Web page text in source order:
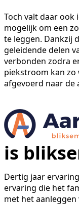
Toch valt daar ook
mogelijk om een
te leggen. Dankzij
geleidende delen
verbonden zodra
piekstroom kan
afgevoerd naar de
is
Dertig jaar
ervaring die het
met het